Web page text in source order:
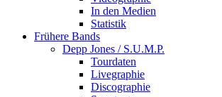
In den Medien
Statistik
Frühere Bands
Depp Jones / S.U.M.P.
Tourdaten
Livegraphie
Discographie